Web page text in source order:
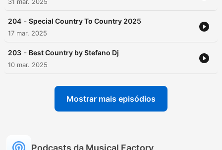
204 - Special Country To Country 2025
17 mar. 2025
203 - Best Country by Stefano Dj
10 mar. 2025
Mostrar mais episódios
Podcasts da Musical Factory